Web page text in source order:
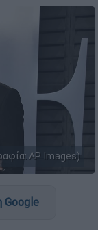
AP Images)